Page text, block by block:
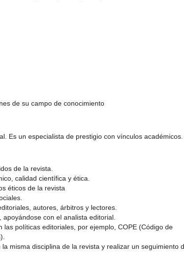
de su campo de conocimiento
Es un especialista de prestigio con vínculos
de la revista.
calidad científica y ética.
éticos de la revista
autores, árbitros y lectores.
con el analista editorial.
políticas editoriales, por ejemplo, COPE (Código de
misma disciplina de la revista y realizar un seguimiento